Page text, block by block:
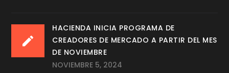
HACIENDA INICIA PROGRAMA DE
CREADORES DE MERCADO A PARTIR DEL MES
DE NOVIEMBRE
NOVIEMBRE 5, 2024